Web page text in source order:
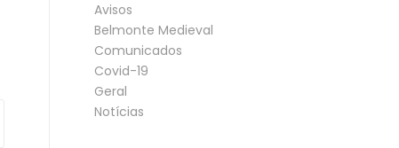
Avisos
Belmonte Medieval
Comunicados
Covid-19
Geral
Notícias